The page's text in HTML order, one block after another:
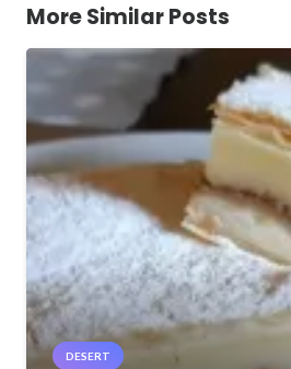
More Similar Posts
DESERT